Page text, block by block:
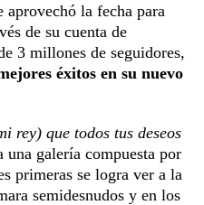
la fecha para
de su cuenta de
3 millones de seguidores,
éxitos en su nuevo
rey) que todos tus deseos
una galería compuesta por
primeras se logra ver a la
semidesnudos y en los